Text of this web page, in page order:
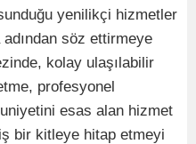
yenilikçi hizmetler
söz ettirmeye
kolay ulaşılabilir
profesyonel
esas alan hizmet
bir kitleye hitap etmeyi